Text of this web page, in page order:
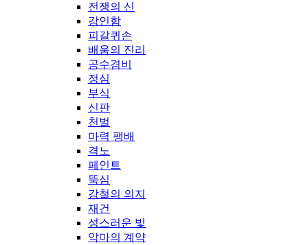
전쟁의 신
강인함
피갈퀴손
배움의 진리
공수겸비
정심
부식
신판
천벌
마력 팽배
격노
페인트
뚝심
강철의 의지
재건
성스러운 빛
악마의 계약